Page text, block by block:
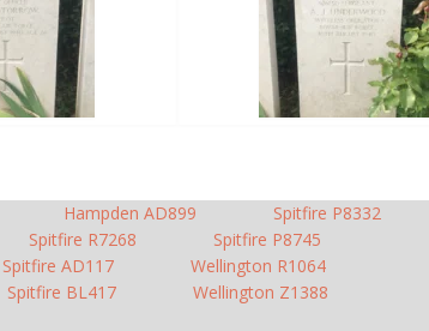
Hampden AD899
Spitfire P8332
Spitfire R7268
Spitfire P8745
Spitfire AD117
Wellington R1064
Spitfire BL417
Wellington Z1388